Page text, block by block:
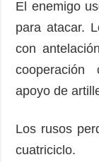
El enemigo
para atacar.
con
cooperación
apoyo de
Los rusos
cuatriciclo.